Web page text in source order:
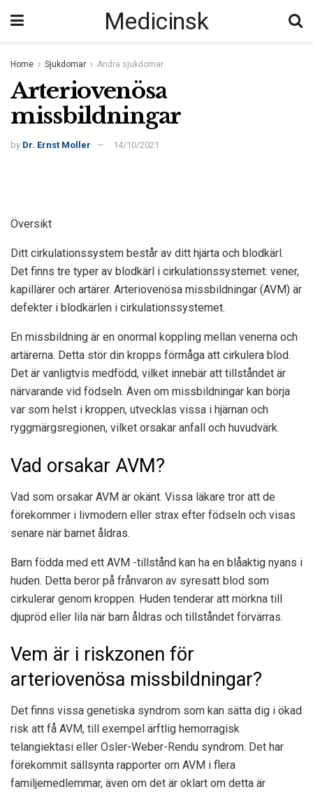
Medicinsk
Home Sjukdomar Andra sjukdomar
Arteriovenösa
missbildningar
by Dr. Ernst Moller 14/10/2021
Översikt
Ditt cirkulationssystem består av ditt hjärta och blodkärl.
Det finns tre typer av blodkärl i cirkulationssystemet: vener,
kapillärer och artärer. Arteriovenösa missbildningar (AVM) är
defekter i blodkärlen i cirkulationssystemet.
En missbildning är en onormal koppling mellan venerna och
artärerna. Detta stör din kropps förmåga att cirkulera blod.
Det är vanligtvis medfödd, vilket innebär att tillståndet är
närvarande vid födseln. Även om missbildningar kan börja
var som helst i kroppen, utvecklas vissa i hjärnan och
ryggmärgsregionen, vilket orsakar anfall och huvudvärk.
Vad orsakar AVM?
Vad som orsakar AVM är okänt. Vissa läkare tror att de
förekommer i livmodern eller strax efter födseln och visas
senare när barnet åldras.
Barn födda med ett AVM -tillstånd kan ha en blåaktig nyans i
huden. Detta beror på frånvaron av syresatt blod som
cirkulerar genom kroppen. Huden tenderar att mörkna till
djupröd eller lila när barn åldras och tillståndet förvärras.
Vem är i riskzonen för
arteriovenösa missbildningar?
Det finns vissa genetiska syndrom som kan sätta dig i ökad
risk att få AVM, till exempel ärftlig hemorragisk
telangiektasi eller Osler-Weber-Rendu syndrom. Det har
förekommit sällsynta rapporter om AVM i flera
familjemedlemmar, även om det är oklart om detta är